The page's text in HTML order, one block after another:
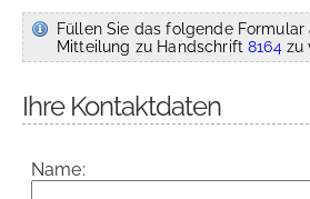
Füllen Sie das folgende Formular
Mitteilung zu Handschrift8164zu
Ihre Kontaktdaten
Name: